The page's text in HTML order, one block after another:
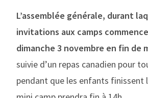
L’assemblée générale, durant
invitations aux camps
dimanche 3 novembre en fin de
suivie d’un repas canadien pour
pendant que les enfants finissent